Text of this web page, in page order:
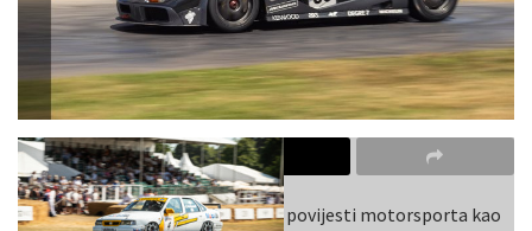
Godina 1995. ostala je zapisana u povijesti motorsporta kao